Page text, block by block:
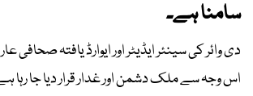
سامنا ہے۔
دی وائر کی سینئر ایڈیٹر اور ایوارڈ یافتہ صحافی
اس وجہ سے ملک دشمن اور غدار قرار دیا جا رہا